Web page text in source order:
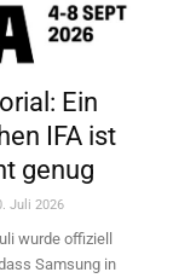
Ein
IFA ist
genug
Juli 2026
wurde offiziell
Samsung in